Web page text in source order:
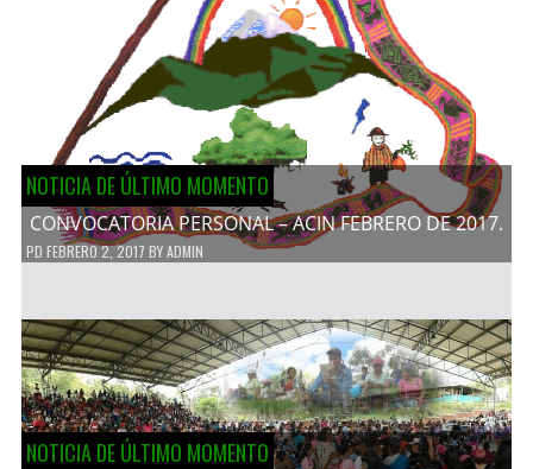
NOTICIA DE ÚLTIMO MOMENTO
CONVOCATORIA PERSONAL – ACIN FEBRERO DE 2017.
PD FEBRERO 2, 2017 BYADMIN
NOTICIA DE ÚLTIMO MOMENTO